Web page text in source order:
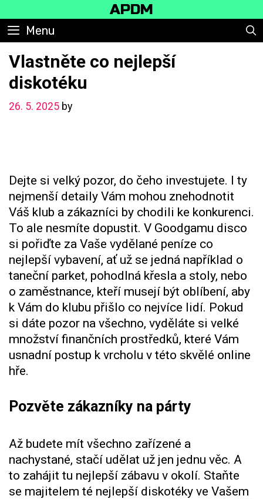
to
content
APDM
Menu
Vlastněte co nejlepší
diskotéku
26. 5. 2025 by
Dejte si velký pozor, do čeho investujete. I ty
nejmenší detaily Vám mohou znehodnotit
Váš klub a zákazníci by chodili ke konkurenci.
To ale nesmíte dopustit. V Goodgamu disco
si pořiďte za Vaše vydělané peníze co
nejlepší vybavení, ať už se jedná například o
taneční parket, pohodlná křesla a stoly, nebo
o zaměstnance, kteří musejí být oblíbení, aby
k Vám do klubu přišlo co nejvíce lidí. Pokud
si dáte pozor na všechno, vyděláte si velké
množství finančních prostředků, které Vám
usnadní postup k vrcholu v této skvělé online
hře.
Pozvěte zákazníky na párty
Až budete mít všechno zařízené a
nachystané, stačí udělat už jen jednu věc. A
to zahájit tu nejlepší zábavu v okolí. Staňte
se majitelem té nejlepší diskotéky ve Vašem